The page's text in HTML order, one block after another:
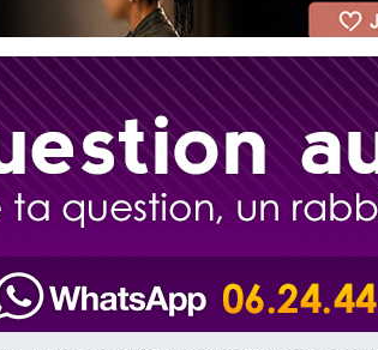
vient de donner son Maasser
personnes viennent de demander une bénédiction
viennent de nous rejoindre sur WhatsApp
30 personnes viennent de faire un don pour Sauvez
Il reste 49 places pour étudier en groupe sur Zoom
viennent de nous rejoindre sur WhatsApp
viennent de nous rejoindre sur WhatsApp
personnes viennent de nous rejoindre sur WhatsApp